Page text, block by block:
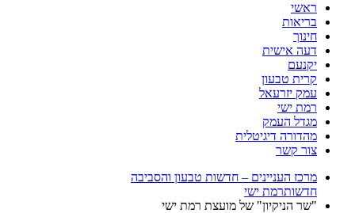
ראשי
בריאות
חינוך
דעה אישית
יקנעם
קרית טבעון
עמק יזרעאל
רמת ישי
מגדל העמק
מהדורה דיגיטלית
צור קשר
מרכז העניינים – חדשות טבעון והסביבה
חדשותרמת ישי
"שר הניקיון" של מועצת רמת ישי